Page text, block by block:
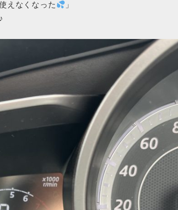
えなくなった
」